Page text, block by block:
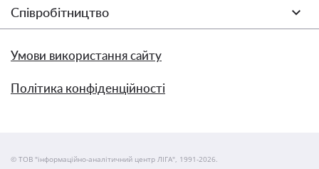
Співробітництво
Умови використання сайту
Політика конфіденційності
© ТОВ "інформаційно-аналітичний центр ЛІГА", 1991-2026.